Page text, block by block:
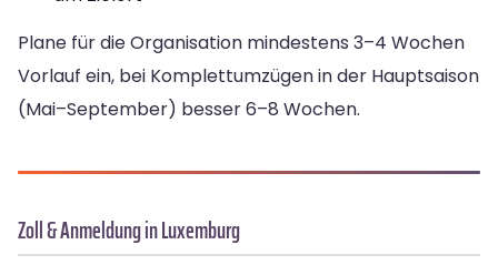
Plane für die Organisation mindestens 3–4 Wochen
Vorlauf ein, bei Komplettumzügen in der Hauptsaison
(Mai–September) besser 6–8 Wochen.
Zoll & Anmeldung in Luxemburg